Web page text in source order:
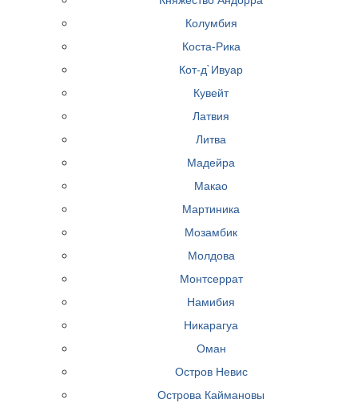
Колумбия
Коста-Рика
Кот-д`Ивуар
Кувейт
Латвия
Литва
Мадейра
Макао
Мартиника
Мозамбик
Молдова
Монтсеррат
Намибия
Никарагуа
Оман
Остров Невис
Острова Каймановы